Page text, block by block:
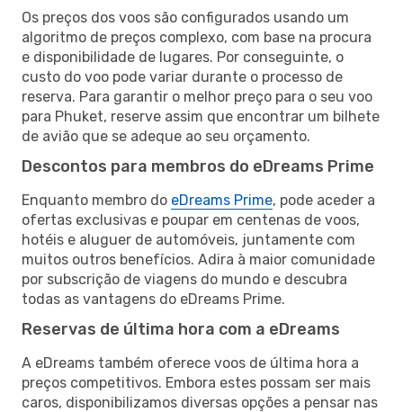
Os preços dos voos são configurados usando um
algoritmo de preços complexo, com base na procura
e disponibilidade de lugares. Por conseguinte, o
custo do voo pode variar durante o processo de
reserva. Para garantir o melhor preço para o seu voo
para Phuket, reserve assim que encontrar um bilhete
de avião que se adeque ao seu orçamento.
Descontos para membros do eDreams Prime
Enquanto membro do eDreams Prime, pode aceder a
ofertas exclusivas e poupar em centenas de voos,
hotéis e aluguer de automóveis, juntamente com
muitos outros benefícios. Adira à maior comunidade
por subscrição de viagens do mundo e descubra
todas as vantagens do eDreams Prime.
Reservas de última hora com a eDreams
A eDreams também oferece voos de última hora a
preços competitivos. Embora estes possam ser mais
caros, disponibilizamos diversas opções a pensar nas